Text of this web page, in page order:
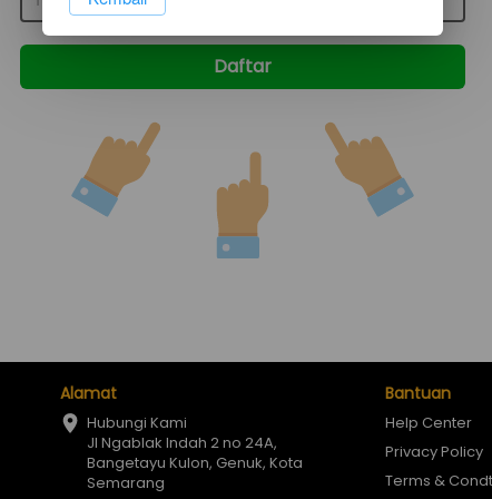
`Daftar
Alamat
Hubungi Kami
Jl Ngablak Indah 2 no 24A,
Bangetayu Kulon, Genuk, Kota
Semarang
Bantuan
Help Center
Privacy Policy
Terms &